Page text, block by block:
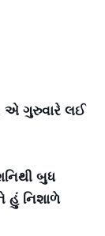
એ ગુરુવારે લઈ
બુધ
હું નિશાળે